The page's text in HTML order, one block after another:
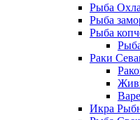
Рыба
Рыба
Рыба
Раки
Икра